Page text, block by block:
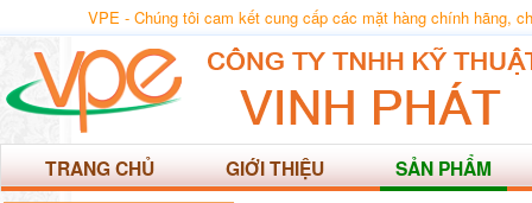
VPE - Chúng tôi cam kết cung cấp các mặt hàng chính hãng,
TRANG CHỦ GIỚI THIỆU SẢN PHẨM